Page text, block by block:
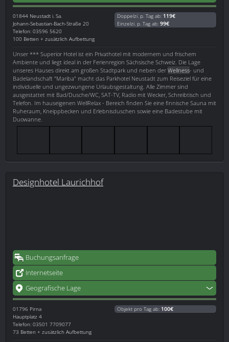
01844 Neustadt i. Sa.
Johann-Sebastian-Bach-Straße 20
Telefon: 03596 5620
100 Betten + zusätzlich Aufbettung
Doppelzi. p. Tag ab: 119€
Einzelzi. p. Tag ab: 99€
Unser *** Superior Hotel ist ein Privathotel mit modernem und frischem
Ambiente und liegt ideal in der Ferienregion Sächsische Schweiz. Die Lage
unseres Hauses direkt am großen Stadtpark und neben der Wellness- und
Badelandschaft "Mariba" macht das Parkhotel Neustadt zum Reiseziel für eine
individuelle und ungezwungene Urlaubsgestaltung. Alle Zimmer sind
ausgestattet mit Bad/Dusche/WC, SAT-TV, Radio mit Wecker, Schreibtisch und
Telefon. Im hauseigenen WellRelax - Bereich finden Sie eine finnische Sauna mit
Ruheraum, Kneippbecken und Erlebnisduschen sowie eine Badestube mit
Duowanne.
Designhotel Laurichhof
Buchungsanfrage
Internetseite
Geografische Lage
01796 Pirna
Hauptplatz 4
Telefon: 03501 7709077
73 Betten + zusätzlich Aufbettung
Objekt pro Tag ab: 100€